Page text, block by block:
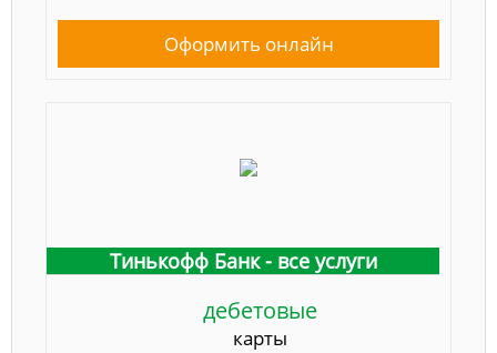
Оформить онлайн
Тинькофф Банк - все услуги
дебетовые
карты